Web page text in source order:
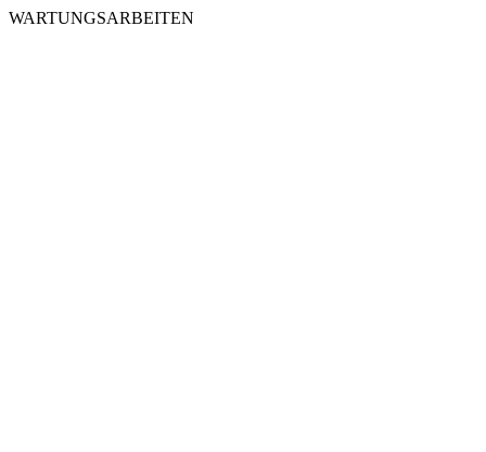
WARTUNGSARBEITEN